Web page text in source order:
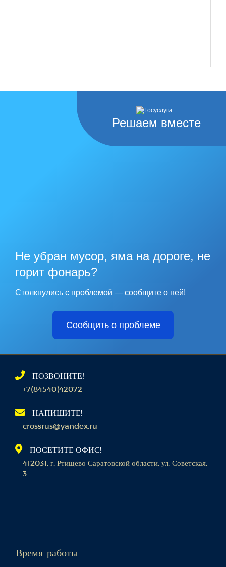
Решаем вместе
Не убран мусор, яма на дороге, не
горит фонарь?
Столкнулись с проблемой — сообщите о ней!
Сообщить о проблеме
ПОЗВОНИТЕ!
+7(84540)42072
НАПИШИТЕ!
crossrus@yandex.ru
ПОСЕТИТЕ ОФИС!
412031, г. Ртищево Саратовской области, ул. Советская,
3
Время работы